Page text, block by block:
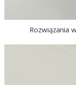
Rozwiązania